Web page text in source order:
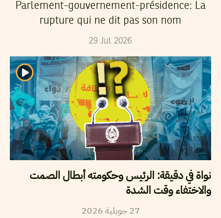
Parlement-gouvernement-présidence: La
rupture qui ne dit pas son nom
29 Jul 2026
نواة في دقيقة: الرئيس وحكومته أبطال الصمت
والاختفاء وقت الشدة
27 جويلية2026